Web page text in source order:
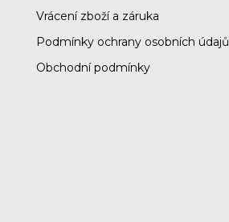
Vrácení zboží a záruka
Podmínky ochrany osobních údajů
Obchodní podmínky